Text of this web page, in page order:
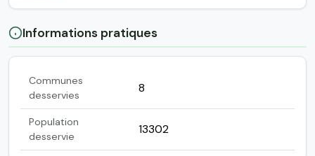
Informations pratiques
Communes
desservies
8
Population
desservie
13302